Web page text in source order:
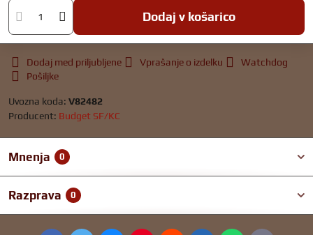
Dodaj v košarico
Dodaj med priljubljene Vprašanje o izdelku
Watchdog
Pošiljke
Uvozna koda: V82482
Producent: Budget SF/KC
Mnenja 0
Razprava 0